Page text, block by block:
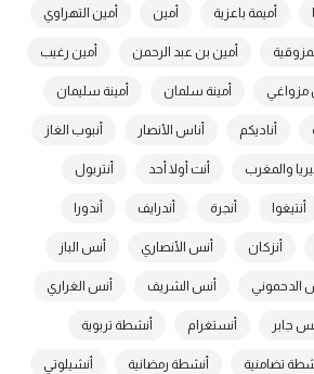
أميمة باعزية أمين أمين التهراوي
أمين بن عبد الرحمن أمين رغيب
مزواغي أمينة سلمان أمينة سليمان
أناديكم أناس الأنصار أنبوب الغاز
والمغرب أنت أولا أحد أنتربول
أنتيغوا أنجرة أندرايف أندورا
أنزكان أنس الأنصاري أنس الباز
الدحموني أنس الشريف أنس الغراري
جابر أنستغرام أنشطة تربوية
تضامنية أنشطة رمضانية أنشيلوتي